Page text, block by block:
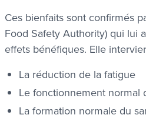
Ces bienfaits sont confirmés
Food Safety Authority) qui lui
effets bénéfiques. Elle
La réduction de la fatigue
Le fonctionnement normal
La formation normale du